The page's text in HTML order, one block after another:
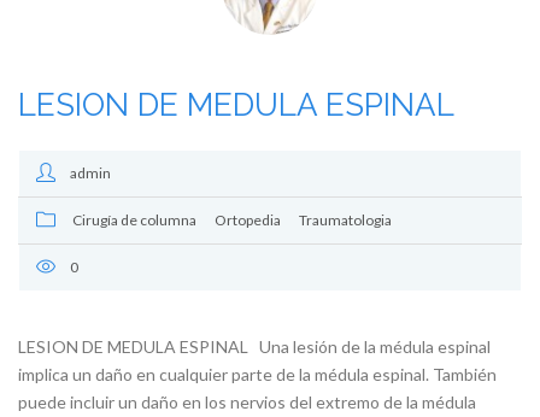
LESION DE MEDULA ESPINAL
admin
Cirugía de columna Ortopedia Traumatologia
0
LESION DE MEDULA ESPINAL Una lesión de la médula espinal
implica un daño en cualquier parte de la médula espinal. También
puede incluir un daño en los nervios del extremo de la médula